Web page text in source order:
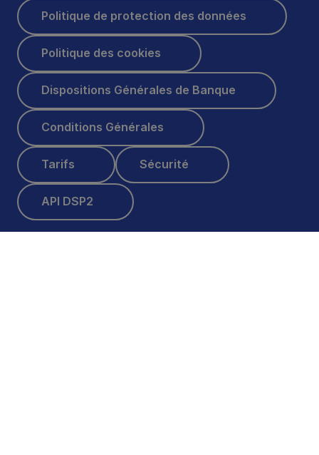
Politique de protection des données
Politique de protection des données
Politique des cookies
Politique des cookies
Dispositions Générales de Banque
Dispositions Générales de Banque
Conditions Générales
Conditions Générales
Tarifs
Tarifs
Sécurité
Sécurité
API DSP2
API DSP2